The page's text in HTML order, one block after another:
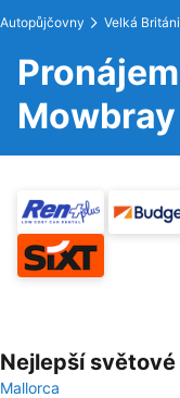
Autopůjčovny Velká
Mowbray
Nejlepší
Mallorca